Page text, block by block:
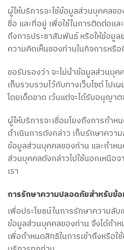
ผู้ให้บริการจะใช้ข้อมูลส่วนบุคคลขอ
ชื่อ และที่อยู่ เพื่อใช้ในการติดต่อแล
ถึงการประชาสัมพันธ์ หรือให้ข้อมูล
ความคิดเห็นของท่านในกิจการหรือ
ขอรับรองว่า จะไม่นำข้อมูลส่วนบุค
เก็บรวบรวมไว้กับทางเว็บไซต์ ไป
โดยเด็ดขาด เว้นแต่จะได้รับอนุญา
ผู้ให้บริการจะเชื่อมโยงถึงการกำห
ดำเนินการดังกล่าว เก็บรักษาควา
ข้อมูลส่วนบุคคลของท่าน และกำห
ส่วนบุคคลดังกล่าวไปใช้นอกเหนือ
เรา
การรักษาความปลอดภัยสำหรับข้
เพื่อประโยชน์ในการรักษาความลั
ข้อมูลส่วนบุคคลของท่าน จึงได้กำห
เพื่อกำหนดสิทธิในการเข้าถึงหรือ